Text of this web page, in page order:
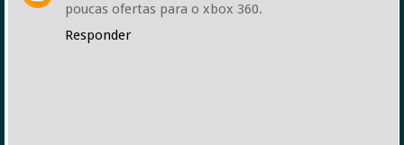
poucas ofertas para o xbox 360.
Responder